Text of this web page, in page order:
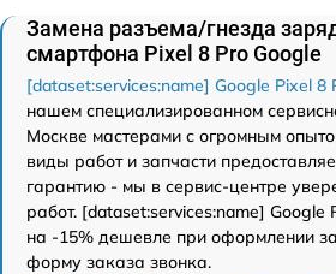
Замена разъема/гнезда
смартфона Pixel 8 Pro Google
[dataset:services:name] Google Pixel 8
нашем специализированном
Москве мастерами с огромным
виды работ и запчасти
гарантию - мы в сервис-центре
работ. [dataset:services:name] Google
на -15% дешевле при оформлении
форму заказа звонка.